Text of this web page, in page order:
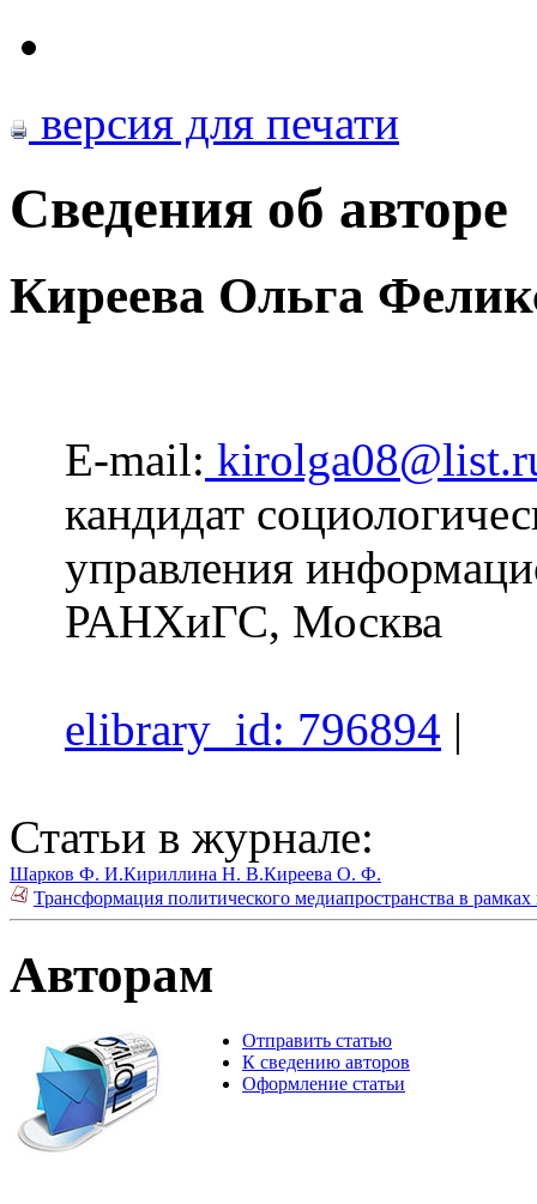
версия для печати
Сведения об авторе
Киреева Ольга
E-mail:
кандидат
управления
РАНХиГС, Москва
elibrary_id: 796894 |
Статьи в журнале:
Шарков Ф. И.Кириллина Н. В.Киреева О. Ф.
Трансформация политического медиапространства в
Авторам
Отправить статью
К сведению авторов
Оформление статьи